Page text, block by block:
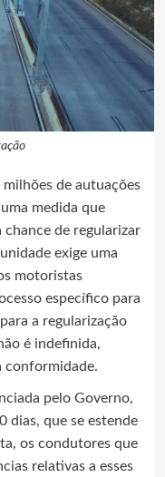
de autuações
medida que
de regularizar
exige uma
motoristas
específico para
a regularização
é indefinida,
conformidade.
pelo Governo,
dias, que se estende
os condutores que
relativas a esses